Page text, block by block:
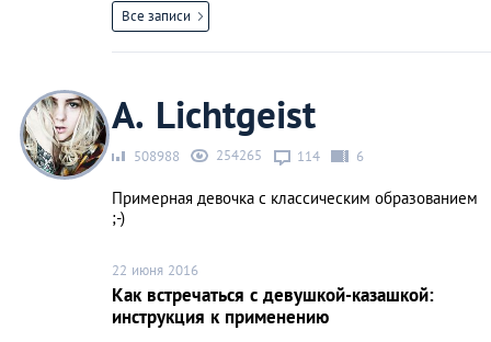
Все записи
A. Lichtgeist
508988 254265 114 6
Примерная девочка с классическим образованием
;-)
22 июня 2016
Как встречаться с девушкой-казашкой:
инструкция к применению